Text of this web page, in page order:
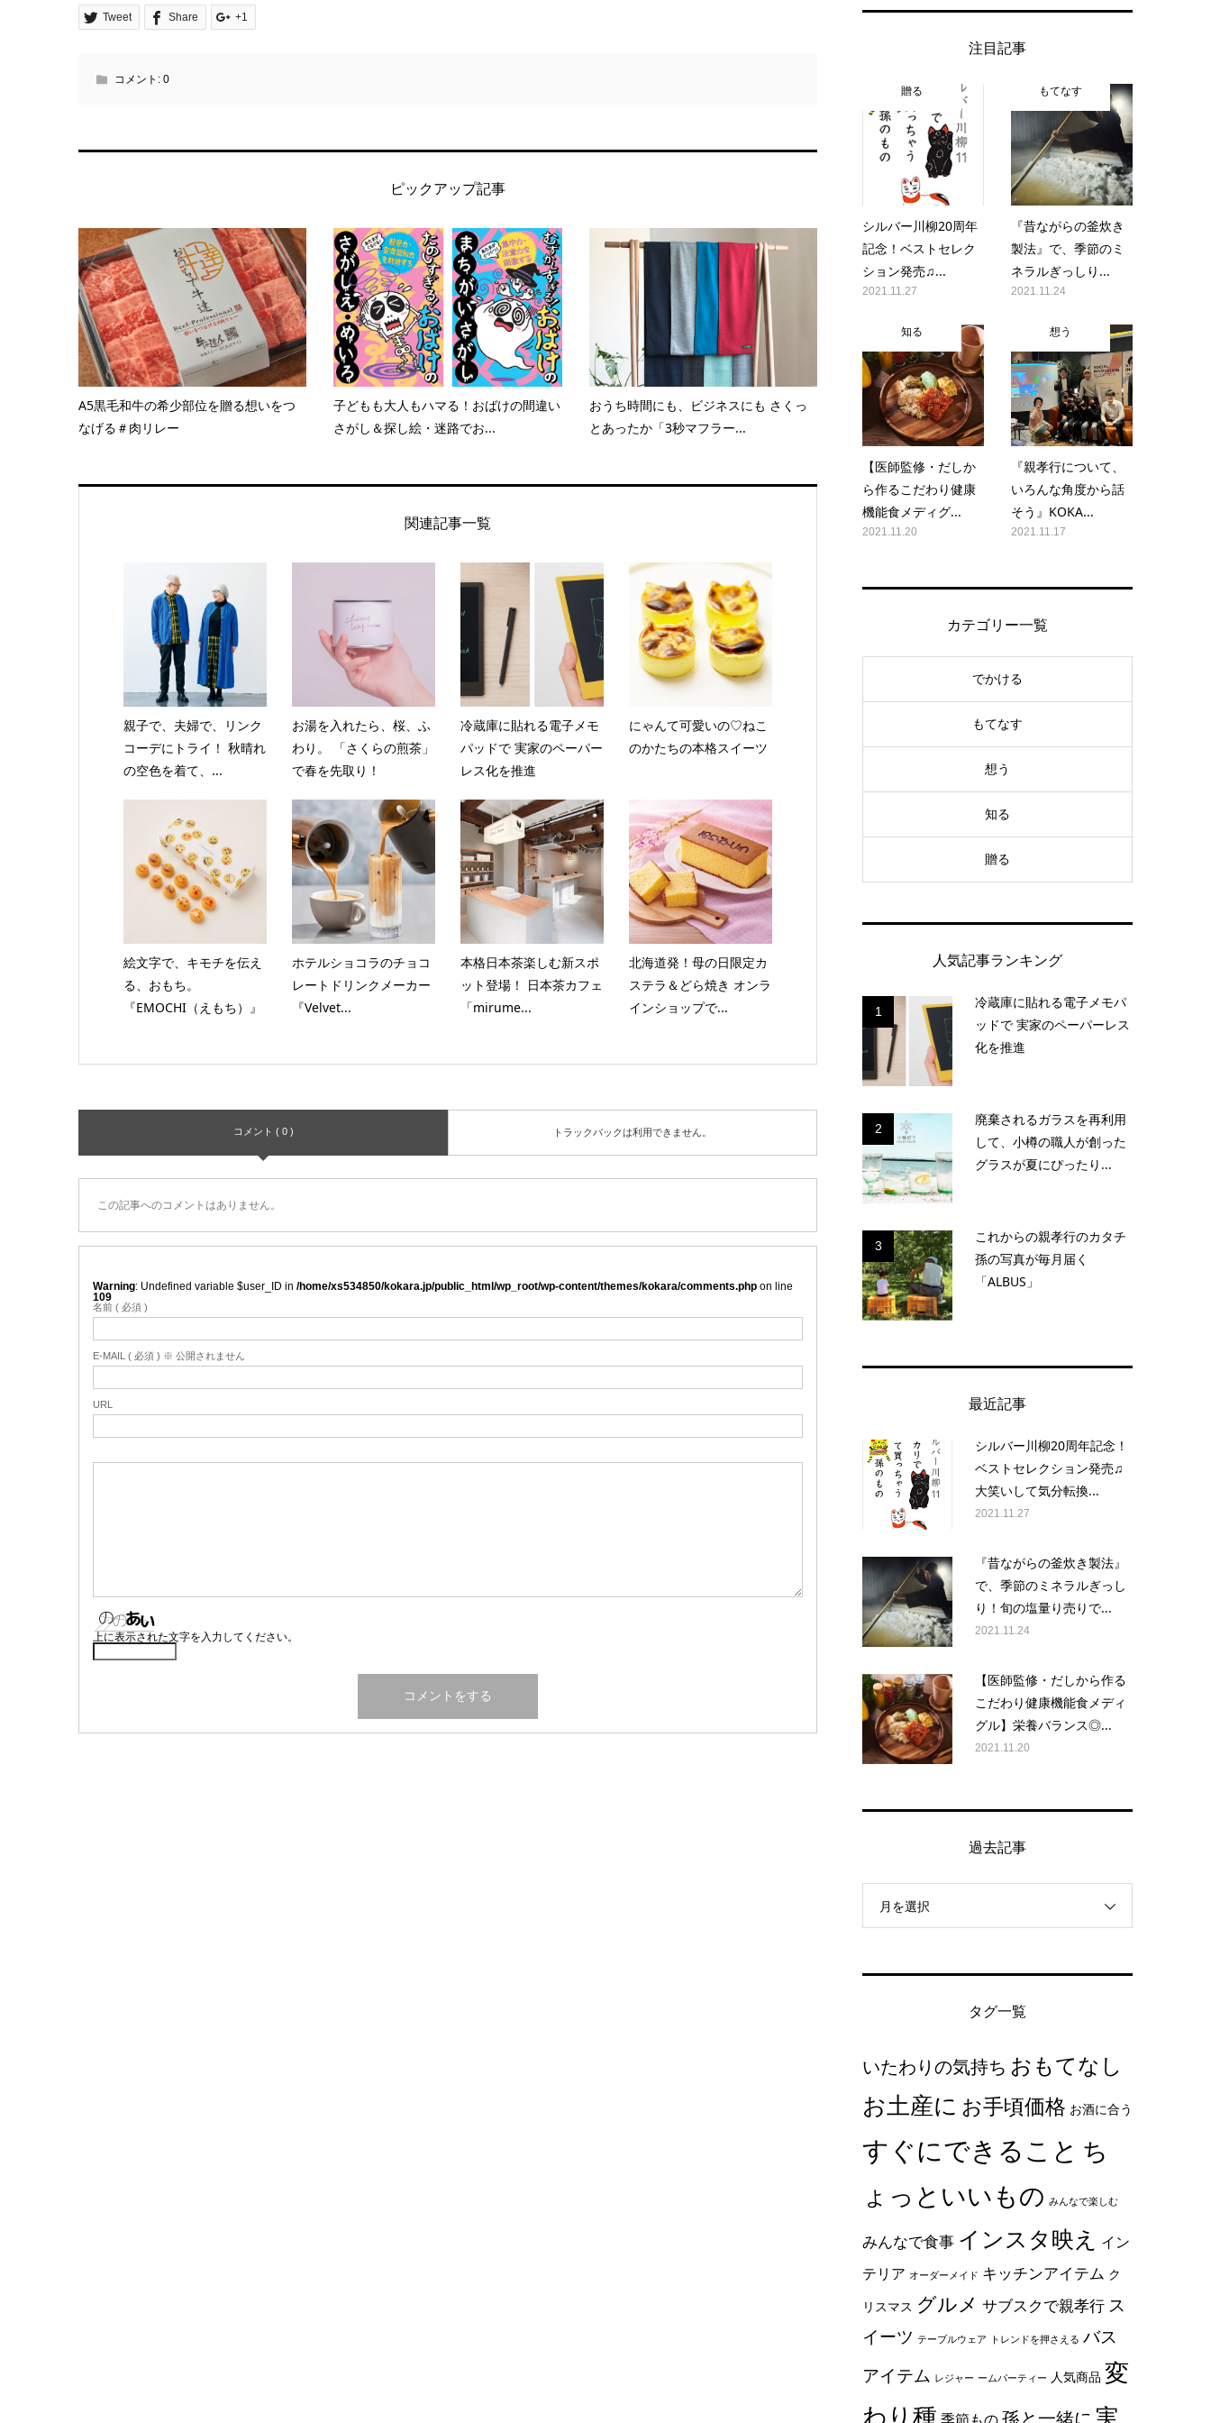
Tweet Share +1
コメント: 0
ピックアップ記事
A5黒毛和牛の希少部位を贈る想いをつ
なげる＃肉リレー
子どもも大人もハマる！おばけの間違い
さがし＆探し絵・迷路でお...
おうち時間にも、ビジネスにも さくっ
とあったか「3秒マフラー...
関連記事一覧
親子で、夫婦で、リンク
コーデにトライ！ 秋晴れ
の空色を着て、...
お湯を入れたら、桜、ふ
わり。 「さくらの煎茶」
で春を先取り！
冷蔵庫に貼れる電子メモ
パッドで 実家のペーパー
レス化を推進
にゃんて可愛いの♡ねこ
のかたちの本格スイーツ
絵文字で、キモチを伝え
る、おもち。
『EMOCHI（えもち）』
ホテルショコラのチョコ
レートドリンクメーカー
『Velvet...
本格日本茶楽しむ新スポ
ット登場！ 日本茶カフェ
「mirume...
北海道発！母の日限定カ
ステラ＆どら焼き オンラ
インショップで...
コメント ( 0 ) トラックバックは利用できません。
この記事へのコメントはありません。
Warning : Undefined variable $user_ID in /home/xs534850/kokara.jp/public_html/wp_root/wp-content/themes/kokara/comments.php on line
109
名前 ( 必須 )
E-MAIL ( 必須 ) ※ 公開されません
URL
上に表示された文字を入力してください。
注目記事
贈る
シルバー川柳20周年
記念！ベストセレク
ション発売♫...
2021.11.27
もてなす
『昔ながらの釜炊き
製法』で、季節のミ
ネラルぎっしり...
2021.11.24
知る
【医師監修・だしか
ら作るこだわり健康
機能食メディグ...
2021.11.20
想う
『親孝行について、
いろんな角度から話
そう』KOKA...
2021.11.17
カテゴリー一覧
でかける
もてなす
想う
知る
贈る
人気記事ランキング
1
冷蔵庫に貼れる電子メモパ
ッドで 実家のペーパーレス
化を推進
2
廃棄されるガラスを再利用
して、小樽の職人が創った
グラスが夏にぴったり...
3
これからの親孝行のカタチ
孫の写真が毎月届く
「ALBUS」
最近記事
シルバー川柳20周年記念！
ベストセレクション発売♫
大笑いして気分転換...
2021.11.27
『昔ながらの釜炊き製法』
で、季節のミネラルぎっし
り！旬の塩量り売りで...
2021.11.24
【医師監修・だしから作る
こだわり健康機能食メディ
グル】栄養バランス◎...
2021.11.20
過去記事
月を選択
タグ一覧
いたわりの気持ち おもてなし
お土産に お手頃価格 お酒に合う
すぐにできること ち
ょっといいもの みんなで楽しむ
みんなで食事 インスタ映え イン
テリア オーダーメイド キッチンアイテム ク
リスマス グルメ サブスクで親孝行 ス
イーツ テーブルウェア トレンドを押さえる バス
アイテム レジャー ームパーティー 人気商品 変
わり種 季節もの 孫と一緒に 実